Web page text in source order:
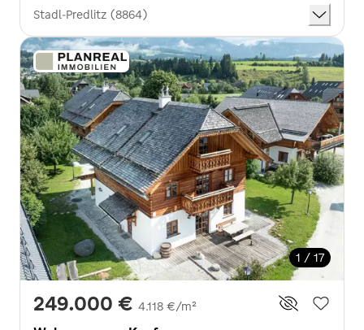
Stadl-Predlitz (8864)
1 / 17
249.000 € 4.118 €/m²